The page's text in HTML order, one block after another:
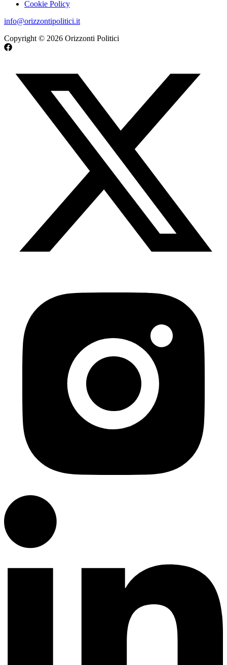
Cookie Policy
info@orizzontipolitici.it
Copyright © 2026 Orizzonti Politici